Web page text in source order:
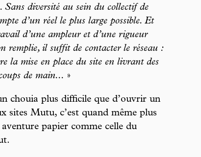
diversité au sein du collectif de
d’un réel le plus large possible. Et
d’une ampleur et d’une rigueur
remplie, il suffit de contacter le réseau :
la mise en place du site en livrant des
de main... »
chouia plus difficile que d’ouvrir un
sites Mutu, c’est quand même plus
papier comme celle du